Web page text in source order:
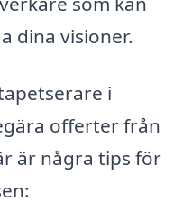
dina visioner.
i
offerter från
är några tips för